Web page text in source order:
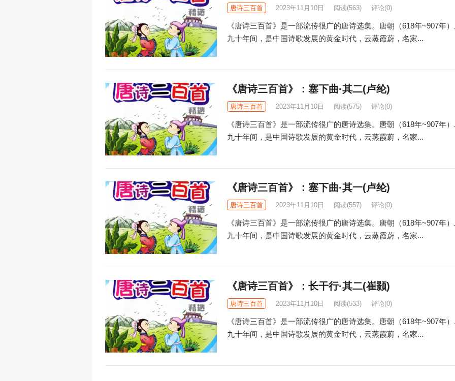
唐诗三百首 2023年11月10日 阅读(563) 评论(0)
《唐诗三百首》是一部流传很广的唐诗选集。唐朝（618年~907年
九十年间，是中国诗歌发展的黄金时代，云蒸霞蔚，名家...
《唐诗三百首》：塞下曲·其二(卢纶)
唐诗三百首 2023年11月10日 阅读(575) 评论(0)
《唐诗三百首》是一部流传很广的唐诗选集。唐朝（618年~907年
九十年间，是中国诗歌发展的黄金时代，云蒸霞蔚，名家...
《唐诗三百首》：塞下曲·其一(卢纶)
唐诗三百首 2023年11月10日 阅读(557) 评论(0)
《唐诗三百首》是一部流传很广的唐诗选集。唐朝（618年~907年
九十年间，是中国诗歌发展的黄金时代，云蒸霞蔚，名家...
《唐诗三百首》：长干行·其二(崔颢)
唐诗三百首 2023年11月10日 阅读(533) 评论(0)
《唐诗三百首》是一部流传很广的唐诗选集。唐朝（618年~907年
九十年间，是中国诗歌发展的黄金时代，云蒸霞蔚，名家...